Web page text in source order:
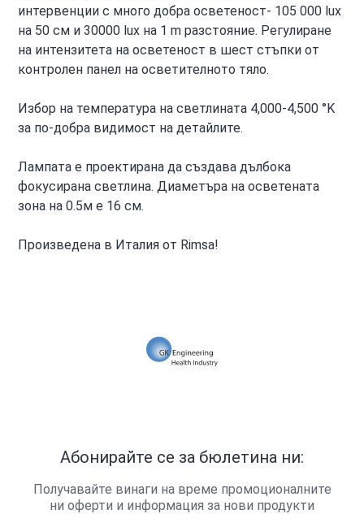
интервенции с много добра осветеност- 105 000 lux
на 50 см и 30000 lux на 1 m разстояние. Регулиране
на интензитета на осветеност в шест стъпки от
контролен панел на осветителното тяло.
Избор на температура на светлината 4,000-4,500 °K
за по-добра видимост на детайлите.
Лампата е проектирана да създава дълбока
фокусирана светлина. Диаметъра на осветената
зона на 0.5м е 16 см.
Произведена в Италия от Rimsa!
Абонирайте се за бюлетина ни:
Получавайте винаги на време промоционалните
ни оферти и информация за нови продукти